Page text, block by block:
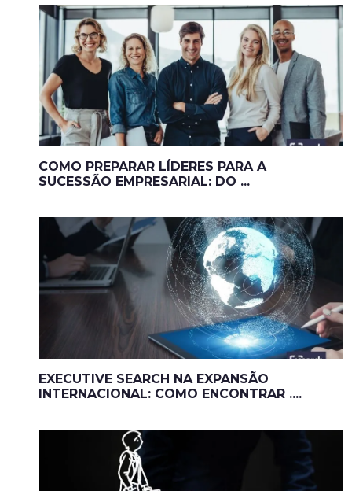
COMO PREPARAR LÍDERES PARA A
SUCESSÃO EMPRESARIAL: DO ...
EXECUTIVE SEARCH NA EXPANSÃO
INTERNACIONAL: COMO ENCONTRAR ....